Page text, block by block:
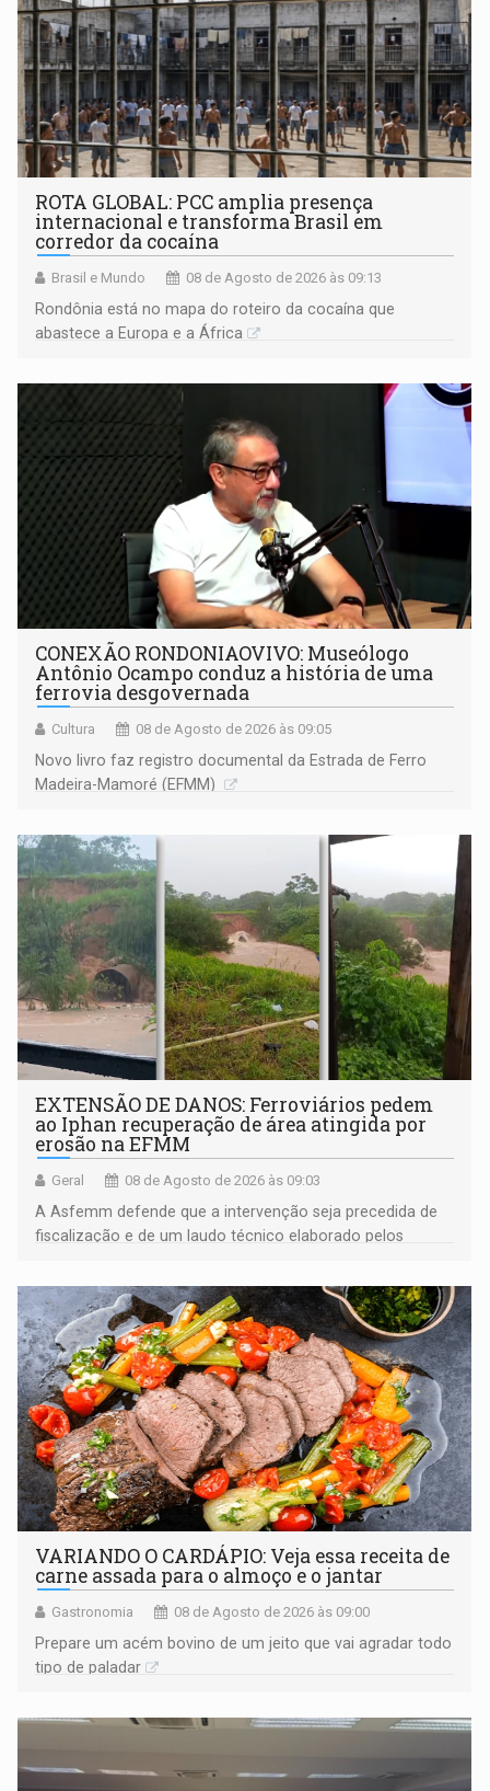
ROTA GLOBAL: PCC amplia presença
internacional e transforma Brasil em
corredor da cocaína
Brasil e Mundo 08 de Agosto de 2026 às 09:13
Rondônia está no mapa do roteiro da cocaína que
abastece a Europa e a África
CONEXÃO RONDONIAOVIVO: Museólogo
Antônio Ocampo conduz a história de uma
ferrovia desgovernada
Cultura 08 de Agosto de 2026 às 09:05
Novo livro faz registro documental da Estrada de Ferro
Madeira-Mamoré (EFMM)
EXTENSÃO DE DANOS: Ferroviários pedem
ao Iphan recuperação de área atingida por
erosão na EFMM
Geral 08 de Agosto de 2026 às 09:03
A Asfemm defende que a intervenção seja precedida de
fiscalização e de um laudo técnico elaborado pelos
VARIANDO O CARDÁPIO: Veja essa receita de
carne assada para o almoço e o jantar
Gastronomia 08 de Agosto de 2026 às 09:00
Prepare um acém bovino de um jeito que vai agradar todo
tipo de paladar